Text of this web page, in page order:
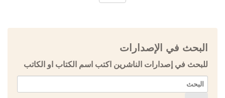
البحث في الإصدارات
للبحث في إصدارات الناشرين اكتب اسم الكتاب او الكاتب